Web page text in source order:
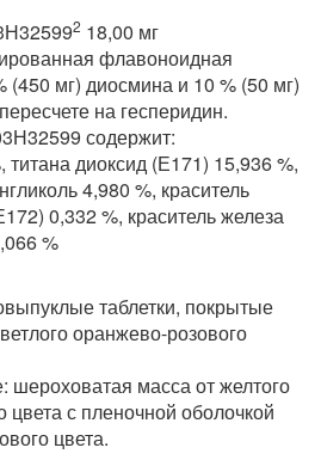
2 18,00 мг
флавоноидная
мг) диосмина и 10 % (50 мг)
на гесперидин.
содержит:
титана диоксид (Е171) 15,936 %,
4,980 %, краситель
0,332 %, краситель железа
%
таблетки, покрытые
оранжево-розового
шероховатая масса от желтого
цвета с пленочной оболочкой
цвета.